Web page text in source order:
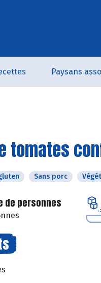
Paysans
tomates
Sans porc
de personnes